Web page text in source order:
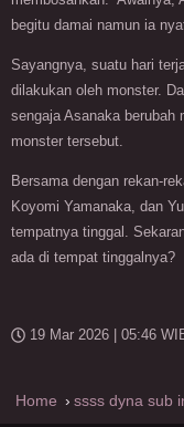
begitu damai namun ia
Sayangnya, suatu hari
dilakukan oleh monster.
sengaja Asanaka berubah
monster tersebut.
Bersama dengan rekan-
Koyomi Yamanaka, dan
tempatnya tinggal.
ada di tempat tinggalnya?
19 Mar 2026 | 05:46
Home ssss dyna sub